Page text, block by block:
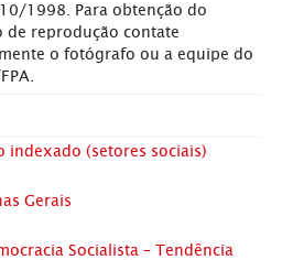
1998. Para obtenção do
de reprodução contate
o fotógrafo ou a equipe do
indexado (setores sociais)
Gerais
Socialista – Tendência